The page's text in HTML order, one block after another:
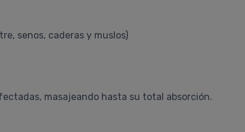
senos, caderas y muslos)
masajeando hasta su total absorción.